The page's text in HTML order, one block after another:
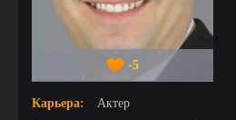
-5
Карьера:
Актер